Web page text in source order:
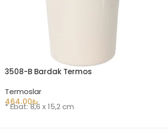
3508-B Bardak Termos
Termoslar
464.00₺
* Ebat: 8,6 x 15,2 cm